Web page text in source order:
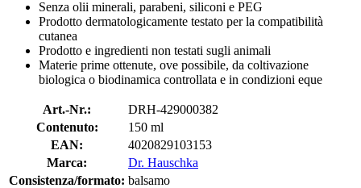
Senza olii minerali, parabeni, siliconi e PEG
Prodotto dermatologicamente testato per la compatibilità
cutanea
Prodotto e ingredienti non testati sugli animali
Materie prime ottenute, ove possibile, da coltivazione
biologica o biodinamica controllata e in condizioni eque
Art.-Nr.:
DRH-429000382
Contenuto:
150 ml
EAN:
4020829103153
Marca:
Dr. Hauschka
Consistenza/formato: balsamo